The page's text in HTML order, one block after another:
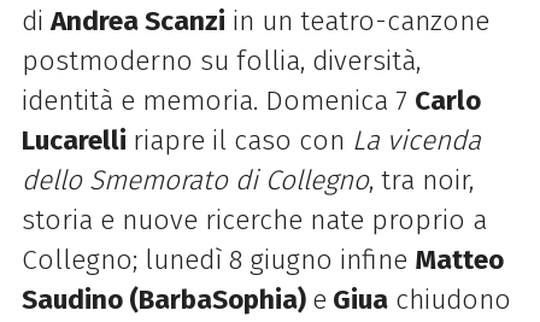
diAndrea Scanzi in un teatro-canzone
postmoderno su follia, diversità,
identità e memoria. Domenica 7 Carlo
Lucarelli riapre il caso con La vicenda
dello Smemorato di Collegno, tra noir,
storia e nuove ricerche nate proprio a
Collegno; lunedì 8 giugno infine Matteo
Saudino (BarbaSophia) e Giuachiudono